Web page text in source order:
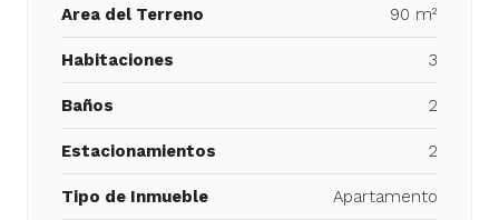
Area del Terreno 90 m²
Habitaciones 3
Baños 2
Estacionamientos 2
Tipo de Inmueble Apartamento